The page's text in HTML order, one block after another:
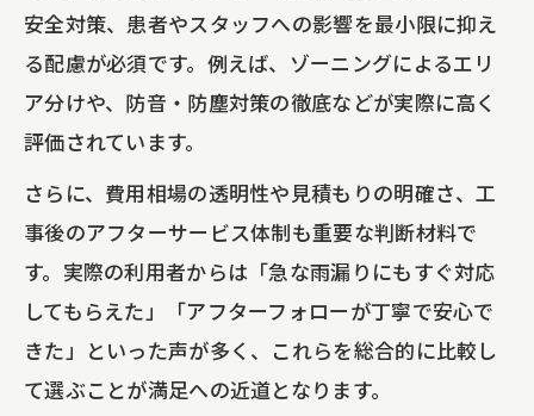
安全対策、患者やスタッフへの影響を最小限に抑え
る配慮が必須です。例えば、ゾーニングによるエリ
ア分けや、防音・防塵対策の徹底などが実際に高く
評価されています。
さらに、費用相場の透明性や見積もりの明確さ、工
事後のアフターサービス体制も重要な判断材料で
す。実際の利用者からは「急な雨漏りにもすぐ対応
してもらえた」「アフターフォローが丁寧で安心で
きた」といった声が多く、これらを総合的に比較し
て選ぶことが満足への近道となります。